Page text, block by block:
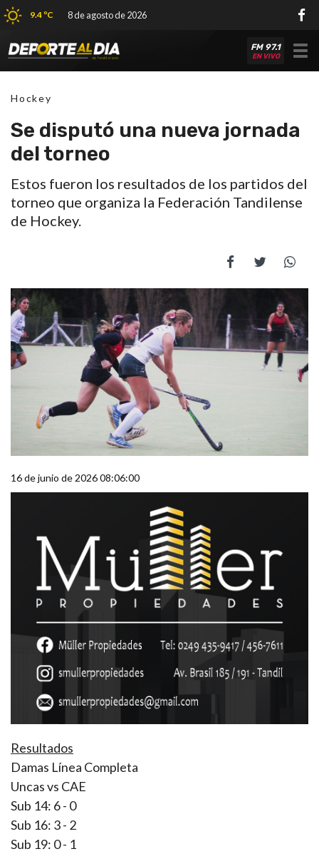
9.4 ºC 8 de agosto de 2026
FM 97.1
EN VIVO
Hockey
Se disputó una nueva jornada
del torneo
Estos fueron los resultados de los partidos del
torneo que organiza la Federación Tandilense
de Hockey.
16 de junio de 2026 08:06:00
Resultados
Damas Línea Completa
Uncas vs CAE
Sub 14: 6 - 0
Sub 16: 3 - 2
Sub 19: 0 - 1